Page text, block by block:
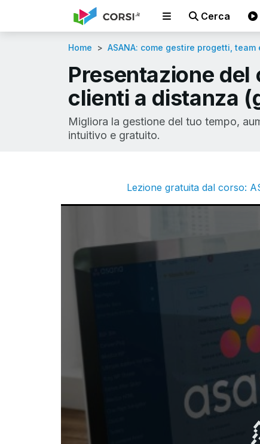
Cerca
Home ASANA: come gestire progetti,
Presentazione
clienti a distanza
Migliora la gestione del tuo tempo,
intuitivo e gratuito.
Lezione gratuita dal corso: